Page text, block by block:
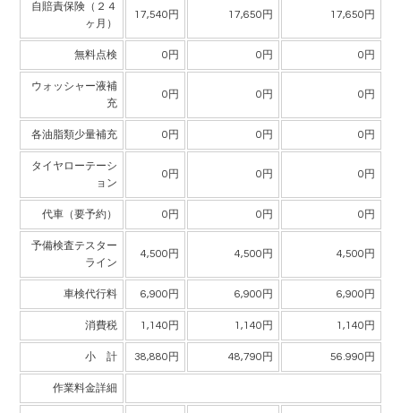
自賠責保険（２４
ヶ月）
17,540円 17,650円 17,650円
無料点検 0円 0円 0円
ウォッシャー液補
充
0円 0円 0円
各油脂類少量補充 0円 0円 0円
タイヤローテーシ
ョン
0円 0円 0円
代車（要予約） 0円 0円 0円
予備検査テスター
ライン
4,500円 4,500円 4,500円
車検代行料 6,900円 6,900円 6,900円
消費税 1,140円 1,140円 1,140円
小 計 38,880円 48,790円 56.990円
作業料金詳細